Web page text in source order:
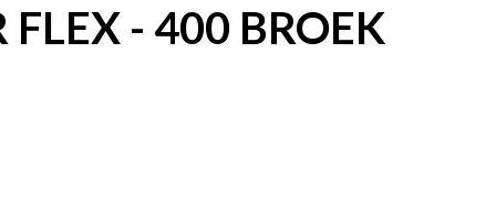
FLEX - 400 BROEK